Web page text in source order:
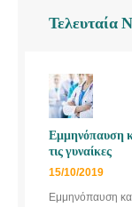
Τελευταία
Εμμηνόπαυση
τις γυναίκες
15/10/2019
Εμμηνόπαυση